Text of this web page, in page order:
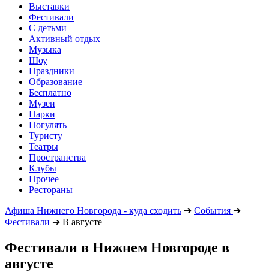
Выставки
Фестивали
С детьми
Активный отдых
Музыка
Шоу
Праздники
Образование
Бесплатно
Музеи
Парки
Погулять
Туристу
Театры
Пространства
Клубы
Прочее
Рестораны
Афиша Нижнего Новгорода - куда сходить ➔ События ➔
Фестивали ➔ В августе
Фестивали в Нижнем Новгороде в
августе